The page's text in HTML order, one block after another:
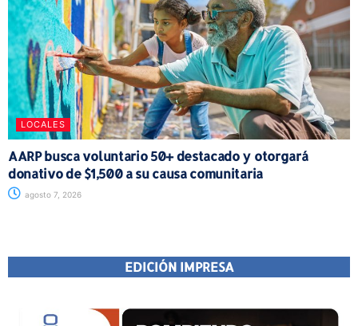
LOCALES
AARP busca voluntario 50+ destacado y otorgará
donativo de $1,500 a su causa comunitaria
agosto 7, 2026
EDICIÓN IMPRESA